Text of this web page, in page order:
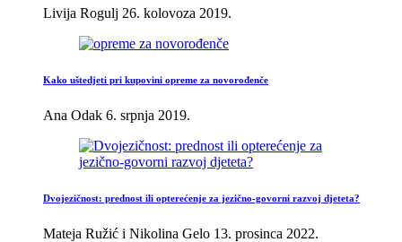
Livija Rogulj 26. kolovoza 2019.
Kako uštedjeti pri kupovini opreme za novorođenče
Ana Odak 6. srpnja 2019.
Dvojezičnost: prednost ili opterećenje za jezično-govorni razvoj djeteta?
Mateja Ružić i Nikolina Gelo 13. prosinca 2022.